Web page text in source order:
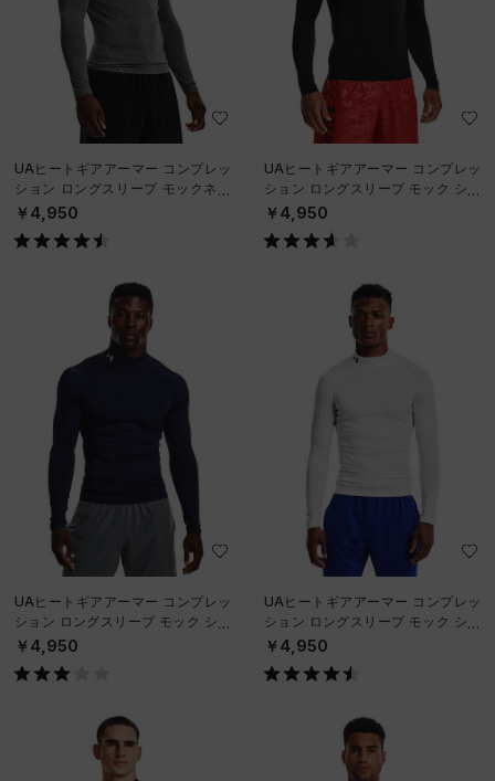
UAヒートギアアーマー コンプレッ
ション ロングスリーブ モックネッ
ク シャツ（トレーニング/MEN）
￥4,950
UAヒートギアアーマー コンプレッ
ション ロングスリーブ モック シャ
ツ（トレーニング/MEN）
￥4,950
UAヒートギアアーマー コンプレッ
ション ロングスリーブ モック シャ
ツ（トレーニング/MEN）
￥4,950
UAヒートギアアーマー コンプレッ
ション ロングスリーブ モック シャ
ツ（トレーニング/MEN）
￥4,950